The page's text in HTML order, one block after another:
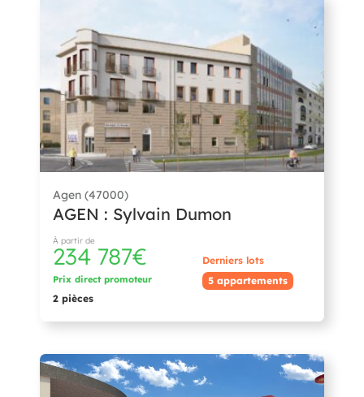
Agen (47000)
AGEN : Sylvain Dumon
À partir de
234 787€
Prix direct promoteur
2 pièces
Derniers lots
5 appartements